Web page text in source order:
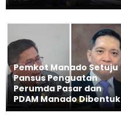
Pemkot Manado Setuju
Pansus Penguatan
Perumda Pasar dan
PDAM Manado Dibentuk